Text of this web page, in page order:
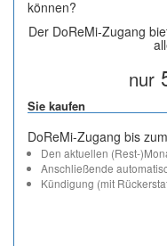
können?
Der DoReMi-Zugang
nur
Sie kaufen
DoReMi-Zugang bis
Den aktuellen (Rest-
Anschließende
Kündigung (mit